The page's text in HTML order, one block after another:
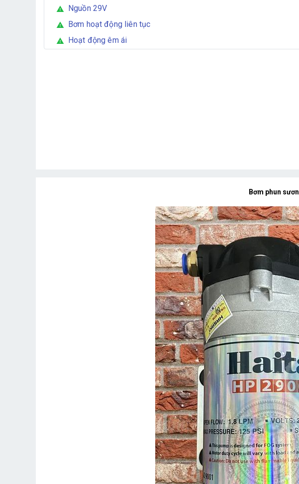
warning Nguồn 29V
warning Bơm hoạt động liên tục
warning Hoạt động êm ái
Bơm phun